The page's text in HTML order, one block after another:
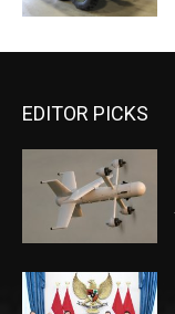
EDITOR PICKS